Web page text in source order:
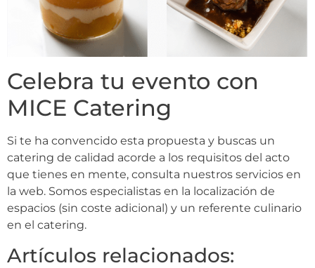
Celebra tu evento con
MICE Catering
Si te ha convencido esta propuesta y buscas un
catering de calidad acorde a los requisitos del acto
que tienes en mente, consulta nuestros servicios en
la web. Somos especialistas en la localización de
espacios (sin coste adicional) y un referente culinario
en el catering.
Artículos relacionados: